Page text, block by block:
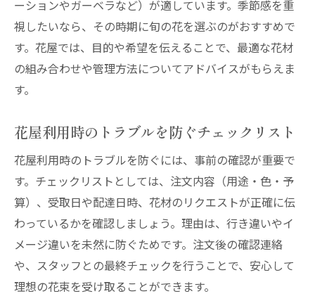
ーションやガーベラなど）が適しています。季節感を重
視したいなら、その時期に旬の花を選ぶのがおすすめで
す。花屋では、目的や希望を伝えることで、最適な花材
の組み合わせや管理方法についてアドバイスがもらえま
す。
花屋利用時のトラブルを防ぐチェックリスト
花屋利用時のトラブルを防ぐには、事前の確認が重要で
す。チェックリストとしては、注文内容（用途・色・予
算）、受取日や配達日時、花材のリクエストが正確に伝
わっているかを確認しましょう。理由は、行き違いやイ
メージ違いを未然に防ぐためです。注文後の確認連絡
や、スタッフとの最終チェックを行うことで、安心して
理想の花束を受け取ることができます。